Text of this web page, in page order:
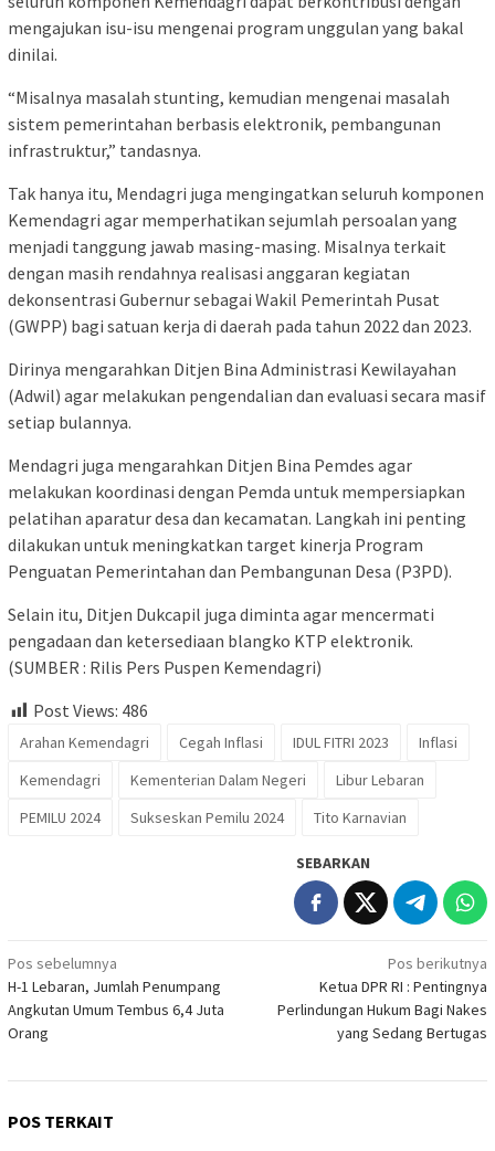
mengajukan isu-isu mengenai program unggulan yang bakal
dinilai.
“Misalnya masalah stunting, kemudian mengenai masalah
sistem pemerintahan berbasis elektronik, pembangunan
infrastruktur,” tandasnya.
Tak hanya itu, Mendagri juga mengingatkan seluruh komponen
Kemendagri agar memperhatikan sejumlah persoalan yang
menjadi tanggung jawab masing-masing. Misalnya terkait
dengan masih rendahnya realisasi anggaran kegiatan
dekonsentrasi Gubernur sebagai Wakil Pemerintah Pusat
(GWPP) bagi satuan kerja di daerah pada tahun 2022 dan 2023.
Dirinya mengarahkan Ditjen Bina Administrasi Kewilayahan
(Adwil) agar melakukan pengendalian dan evaluasi secara masif
setiap bulannya.
Mendagri juga mengarahkan Ditjen Bina Pemdes agar
melakukan koordinasi dengan Pemda untuk mempersiapkan
pelatihan aparatur desa dan kecamatan. Langkah ini penting
dilakukan untuk meningkatkan target kinerja Program
Penguatan Pemerintahan dan Pembangunan Desa (P3PD).
Selain itu, Ditjen Dukcapil juga diminta agar mencermati
pengadaan dan ketersediaan blangko KTP elektronik.
(SUMBER : Rilis Pers Puspen Kemendagri)
Post Views: 486
Arahan Kemendagri Cegah Inflasi IDUL FITRI 2023
Inflasi
Kemendagri
Kementerian Dalam Negeri
Libur Lebaran
PEMILU 2024
Sukseskan Pemilu 2024 Tito Karnavian
SEBARKAN
Navigasi
pos
Pos sebelumnya
H-1 Lebaran, Jumlah Penumpang
Angkutan Umum Tembus 6,4 Juta
Orang
Pos berikutnya
Ketua DPR RI : Pentingnya
Perlindungan Hukum Bagi Nakes
yang Sedang Bertugas
POS TERKAIT